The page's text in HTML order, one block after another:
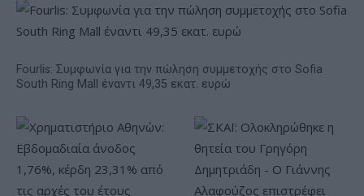
Fourlis: Συμφωνία για την πώληση συμμετοχής στο Sofia
South Ring Mall έναντι 49,35 εκατ. ευρώ